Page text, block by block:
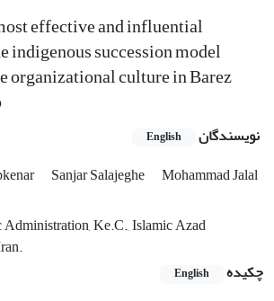
effective and influential
indigenous succession model
organizational culture in Barez
نویسندگان English
Sanjar Salajeghe
Mohammad Jalal
Ke.C., Islamic Azad
چکیده
English